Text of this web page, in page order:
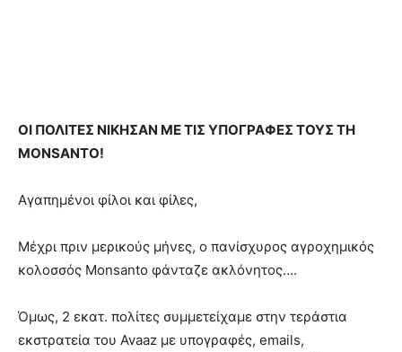
ΟΙ ΠΟΛΙΤΕΣ ΝΙΚΗΣΑΝ ΜΕ ΤΙΣ ΥΠΟΓΡΑΦΕΣ ΤΟΥΣ ΤΗ
MONSANTO!
Αγαπημένοι φίλοι και φίλες,
Μέχρι πριν μερικούς μήνες, ο πανίσχυρος αγροχημικός
κολοσσός Monsanto φάνταζε ακλόνητος….
Όμως, 2 εκατ. πολίτες συμμετείχαμε στην τεράστια
εκστρατεία του Avaaz με υπογραφές, emails,